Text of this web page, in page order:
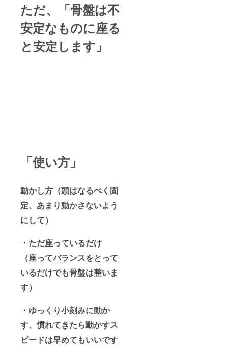
ただ、「骨盤は不
安定なものに座る
と安定します」
「使い方」
動かし方（頭はなるべく固
定、あまり動かさないよう
にして）
・ただ座っているだけ
（座ってバランスをとって
いるだけでも骨盤は整いま
す）
・ゆっくり小刻みに動か
す、慣れてきたら動かすス
ピードは早めてもいいです